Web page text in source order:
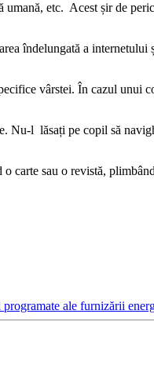
etc. Acest șir de
îndelungată a
vârstei. În cazul unui
l lăsați pe copil să
carte sau o revistă,
ale furnizării